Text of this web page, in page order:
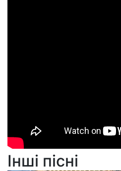
Інші пісні